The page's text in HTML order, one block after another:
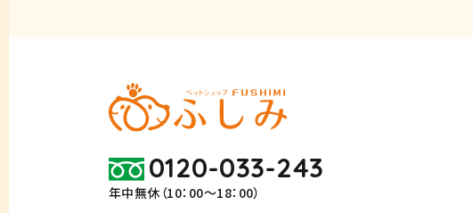
0120-033-243
年中無休（10：00～18：00）